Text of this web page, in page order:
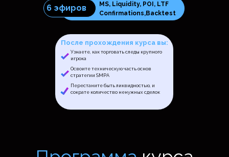
После прохождения курса вы:
Узнаете, как торговать следы крупного
игрока
Освоите техническую часть основ
стратегии SMPA
Перестаните быть ликвидностью, и
сократе количество ненужных сделок
MS, Liquidity, POI, LTF
Confirmations,Backtest
6 эфиров